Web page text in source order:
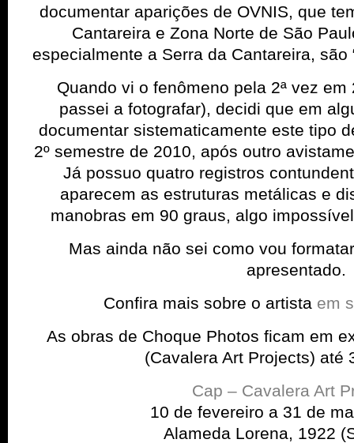
documentar aparições de OVNIS, que
Cantareira e Zona Norte de São
especialmente a Serra da Cantareira, são
Quando vi o fenômeno pela 2ª vez
passei a fotografar), decidi que em
documentar sistematicamente este tipo
2º semestre de 2010, após outro
Já possuo quatro registros
aparecem as estruturas metálicas e
manobras em 90 graus, algo
Mas ainda não sei como vou
apresentado.
Confira mais sobre o artista em
As obras de Choque Photos ficam em
(Cavalera Art Projects) até
Cap – Cavalera Art
10 de fevereiro a 31 de
Alameda Lorena, 1922